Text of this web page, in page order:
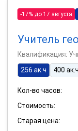
-17% до 17 августа
Учитель
Квалификация:
256 ак.ч
400 ак.ч
Кол-во часов:
Стоимость:
Старая цена: